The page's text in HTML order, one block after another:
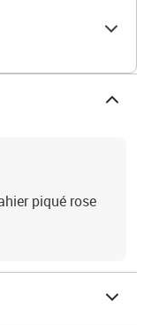
piqué rose